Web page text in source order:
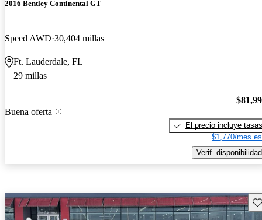
2016 Bentley Continental GT
Speed AWD 30,404 millas
Ft. Lauderdale, FL
29 millas
Buena oferta
El precio incluye tasas
$1,770/mes
Verif. disponibilidad